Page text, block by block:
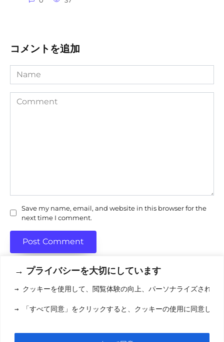
→ プライバシーを大切にしています
→ クッキーを使用して、閲覧体験の向上、パーソナライズされた
→ 「すべて同意」をクリックすると、クッキーの使用に同意した
コメントを追加
Name
Comment
Save my name, email, and website in this browser for the
next time I comment.
利用規約(りようきやく